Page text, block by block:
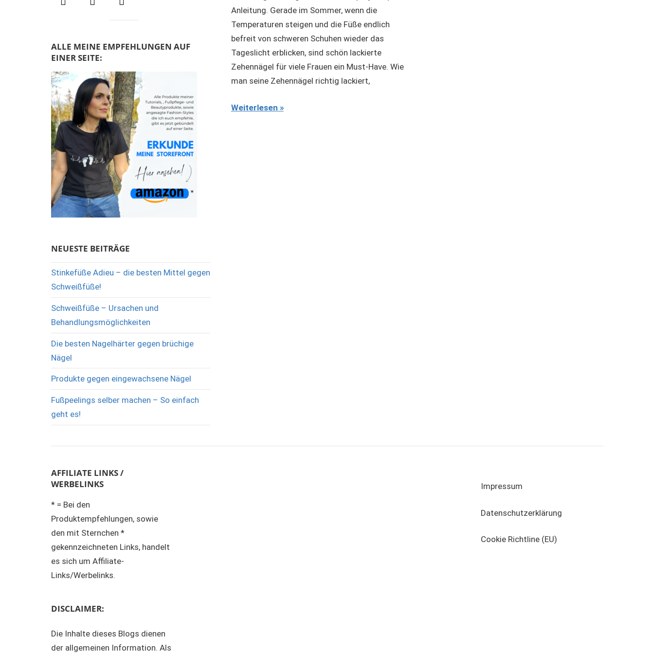
Anleitung. Gerade im Sommer, wenn die
Temperaturen steigen und die Füße endlich
befreit von schweren Schuhen wieder das
Tageslicht erblicken, sind schön lackierte
Zehennägel für viele Frauen ein Must-Have. Wie
man seine Zehennägel richtig lackiert,
Weiterlesen
h
ALLE MEINE EMPFEHLUNGEN AUF
EINER SEITE:
NEUESTE BEITRÄGE
Stinkefüße Adieu – die besten Mittel gegen
Schweißfüße!
Schweißfüße – Ursachen und
Behandlungsmöglichkeiten
Die besten Nagelhärter gegen brüchige
Nägel
Produkte gegen eingewachsene Nägel
Fußpeelings selber machen – So einfach
geht es!
AFFILIATE LINKS /
WERBELINKS
* = Bei den
Produktempfehlungen, sowie
den mit Sternchen *
gekennzeichneten Links, handelt
es sich um Affiliate-
Links/Werbelinks.
DISCLAIMER:
Die Inhalte dieses Blogs dienen
der allgemeinen Information. Als
Impressum
Datenschutzerklärung
Cookie Richtline (EU)